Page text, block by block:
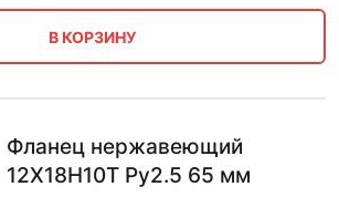
В КОРЗИНУ
Фланец нержавеющий
12Х18Н10Т Ру2.5 65 мм